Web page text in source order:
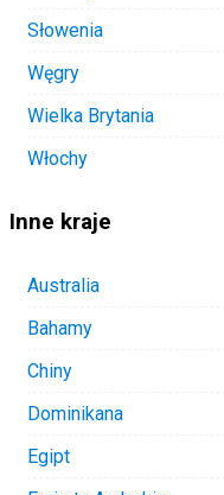
Słowenia
Węgry
Wielka Brytania
Włochy
Inne kraje
Australia
Bahamy
Chiny
Dominikana
Egipt